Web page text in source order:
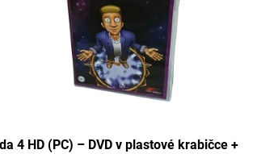
4 HD (PC) – DVD v plastové krabičce +